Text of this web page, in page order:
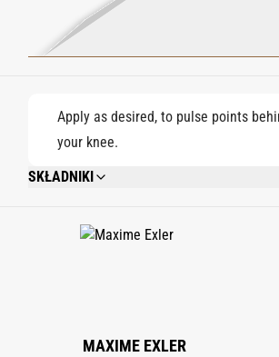
Apply as desired, to pulse points
your knee.
SKŁADNIKI
ALCOHOL DENAT., PARFUM (FRAGRANCE),
ISOEUGENOL, HYDROXYCITRONELLAL,
MAXIME EXLER